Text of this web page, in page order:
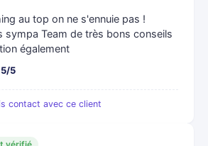
au top on ne s'ennuie pas !
sympa Team de très bons conseils
également
5/5
contact avec ce client
vérifié